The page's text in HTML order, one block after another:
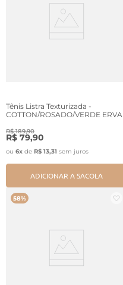
Tênis Listra Texturizada -
COTTON/ROSADO/VERDE ERVA
R$ 189,90
R$ 79,90
ou 6x de R$ 13,31 sem juros
ADICIONAR A SACOLA
58%